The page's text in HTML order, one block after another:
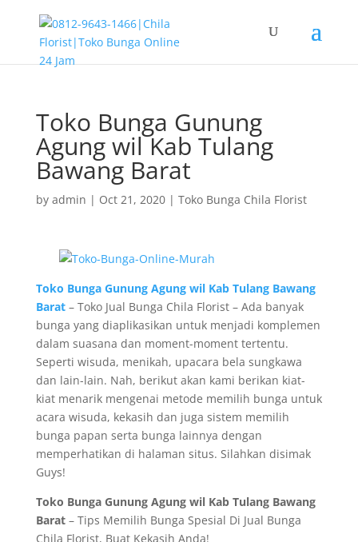
Toko Bunga Gunung
Agung wil Kab Tulang
Bawang Barat
by admin | Oct 21, 2020| Toko Bunga Chila Florist
Toko Bunga Gunung Agung wil Kab Tulang Bawang
Barat– Toko Jual Bunga Chila Florist – Ada banyak
bunga yang diaplikasikan untuk menjadi komplemen
dalam suasana dan moment-moment tertentu.
Seperti wisuda, menikah, upacara bela sungkawa
dan lain-lain. Nah, berikut akan kami berikan kiat-
kiat menarik mengenai metode memilih bunga untuk
acara wisuda, kekasih dan juga sistem memilih
bunga papan serta bunga lainnya dengan
memperhatikan di halaman situs. Silahkan disimak
Guys!
Toko Bunga Gunung Agung wil Kab Tulang Bawang
Barat– Tips Memilih Bunga Spesial Di Jual Bunga
Chila Florist, Buat Kekasih Anda!